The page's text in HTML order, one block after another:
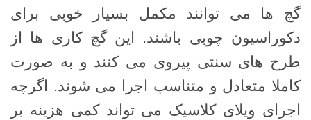
گچ ها می توانند مکمل بسیار خوبی برای
دکوراسیون چوبی باشند. این گچ کاری ها از
طرح های سنتی پیروی می کنند و به صورت
کاملا متعادل و متناسب اجرا می شوند. اگرچه
اجرای ویلای کلاسیک می تواند کمی هزینه بر